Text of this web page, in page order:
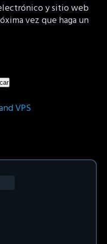
y sitio web
vez que haga un